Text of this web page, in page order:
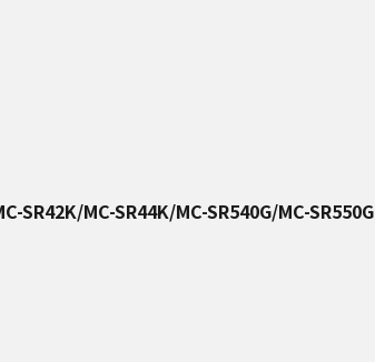
SR42K/MC-SR44K/MC-SR540G/MC-SR550G